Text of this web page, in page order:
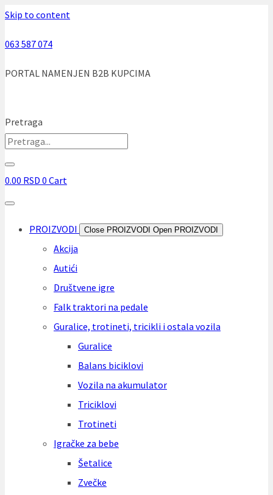
Skip to content
063 587 074
PORTAL NAMENJEN B2B KUPCIMA
Pretraga
0.00 RSD 0 Cart
PROIZVODI Close PROIZVODI Open PROIZVODI
Akcija
Autići
Društvene igre
Falk traktori na pedale
Guralice, trotineti, tricikli i ostala vozila
Guralice
Balans biciklovi
Vozila na akumulator
Triciklovi
Trotineti
Igračke za bebe
Šetalice
Zvečke